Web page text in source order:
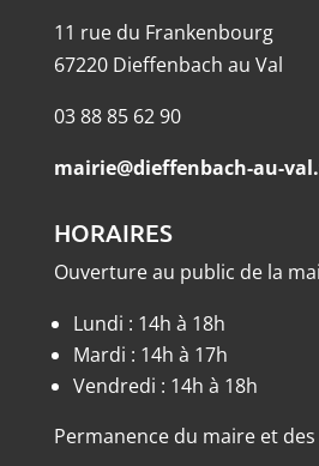
11 rue du Frankenbourg
67220 Dieffenbach au Val
03 88 85 62 90
mairie@dieffenbach-au-
HORAIRES
Ouverture au public de la
Lundi : 14h à 18h
Mardi : 14h à 17h
Vendredi : 14h à 18h
Permanence du maire et